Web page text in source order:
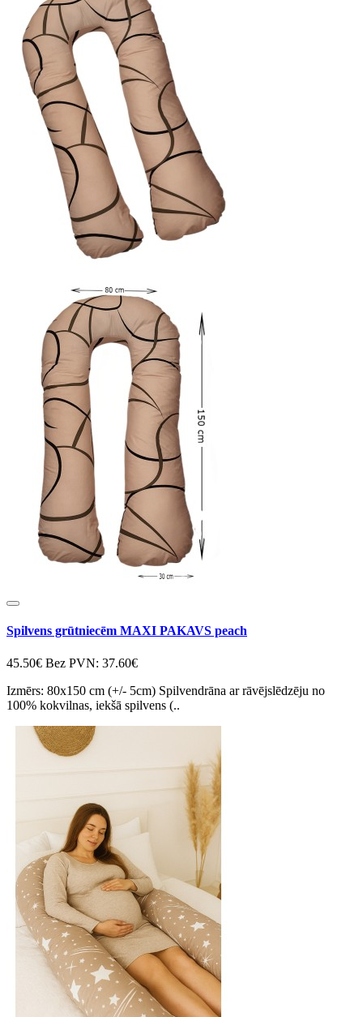
Spilvens grūtniecēm MAXI PAKAVS peach
45.50€ Bez PVN: 37.60€
Izmērs: 80x150 cm (+/- 5cm) Spilvendrāna ar rāvējslēdzēju no
100% kokvilnas, iekšā spilvens (..